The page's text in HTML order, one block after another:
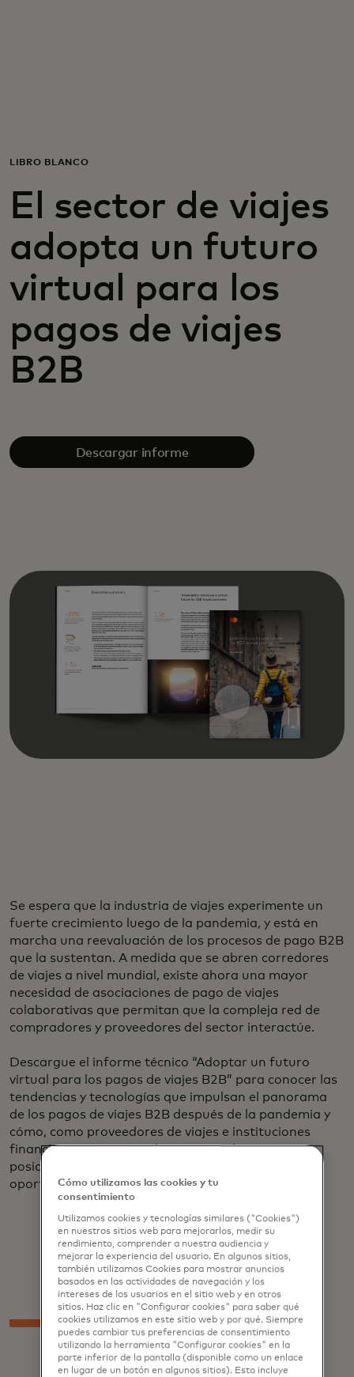
Noticias y tendencias
LIBRO BLANCO
El sector de viajes
adopta un futuro
virtual para los
pagos de viajes
B2B
Descargar informe
Se espera que la industria de viajes experimente un
fuerte crecimiento luego de la pandemia, y está en
marcha una reevaluación de los procesos de pago B2B
que la sustentan. A medida que se abren corredores
de viajes a nivel mundial, existe ahora una mayor
necesidad de asociaciones de pago de viajes
colaborativas que permitan que la compleja red de
compradores y proveedores del sector interactúe.
Descargue el informe técnico “Adoptar un futuro
virtual para los pagos de viajes B2B” para conocer las
tendencias y tecnologías que impulsan el panorama
de los pagos de viajes B2B después de la pandemia y
cómo, como proveedores de viajes e instituciones
financieras que sirven al sector, pueden estar
posicionados para aprovechar al máximo la
oportunidad.Cómo utilizamos las cookies y tu
consentimiento
Utilizamos cookies y tecnologías similares ("Cookies")
en nuestros sitios web para mejorarlos, medir su
rendimiento, comprender a nuestra audiencia y
mejorar la experiencia del usuario. En algunos sitios,
también utilizamos Cookies para mostrar anuncios
basados en las actividades de navegación y los
intereses de los usuarios en el sitio web y en otros
sitios. Haz clic en "Configurar cookies" para saber qué
cookies utilizamos en este sitio web y por qué. Siempre
puedes cambiar tus preferencias de consentimiento
utilizando la herramienta "Configurar cookies" en la
parte inferior de la pantalla (disponible como un enlace
en lugar de un botón en algunos sitios). Esto incluye